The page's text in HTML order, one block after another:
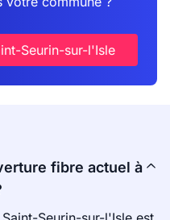
Seurin-sur-l'Isle
fibre actuel à